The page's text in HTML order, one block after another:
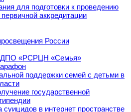
для подготовки к проведению
первичной аккредитации
России
«РСРЦН «Семья»
поддержки семей с детьми в
государственной
в интернет пространстве